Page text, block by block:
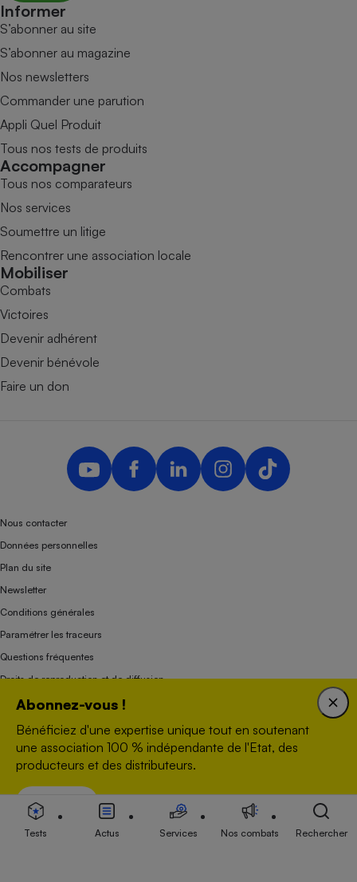
Abonnez-vous !
Bénéficiez d'une expertise unique tout en soutenant
une association 100 % indépendante de l'Etat, des
producteurs et des distributeurs.
Voir nos offres
Informer
S’abonner au site
S’abonner au magazine
Nos newsletters
Commander une parution
Appli Quel Produit
Tous nos tests de produits
Accompagner
Tous nos comparateurs
Nos services
Soumettre un litige
Rencontrer une association locale
Mobiliser
Combats
Victoires
Devenir adhérent
Devenir bénévole
Faire un don
Nous contacter
Données personnelles
Plan du site
Newsletter
Conditions générales
Paramétrer les traceurs
Questions fréquentes
Droits de reproduction et de diffusion
Mentions légales
Panel
Association indépendante de l’État, des syndicats, des producteurs et des
distributeurs depuis 1951.
Tests Actus Services Nos combats Rechercher